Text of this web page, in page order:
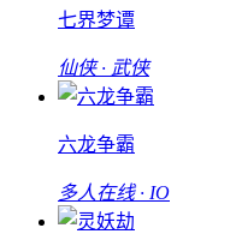
七界梦谭
仙侠 · 武侠
六龙争霸
多人在线 · IO